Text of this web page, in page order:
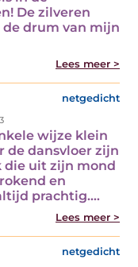
De zilveren
drum van mijn
Lees meer >
netgedicht
wijze klein
de dansvloer zijn
die uit zijn mond
en
prachtig.…
Lees meer >
netgedicht